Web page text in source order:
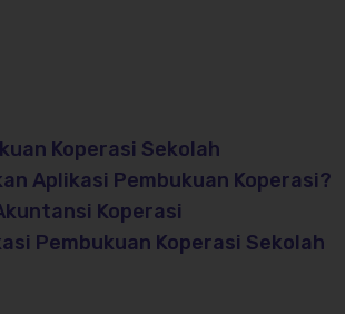
Koperasi Sekolah
Aplikasi Pembukuan Koperasi?
Koperasi
Pembukuan Koperasi Sekolah